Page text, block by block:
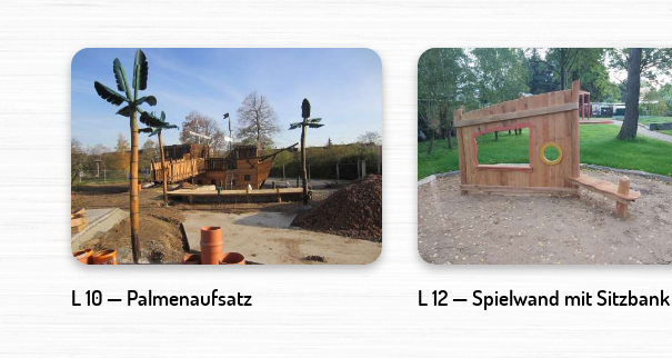
L 10 — Palmenaufsatz L 12 — Spielwand mit Sitzbank